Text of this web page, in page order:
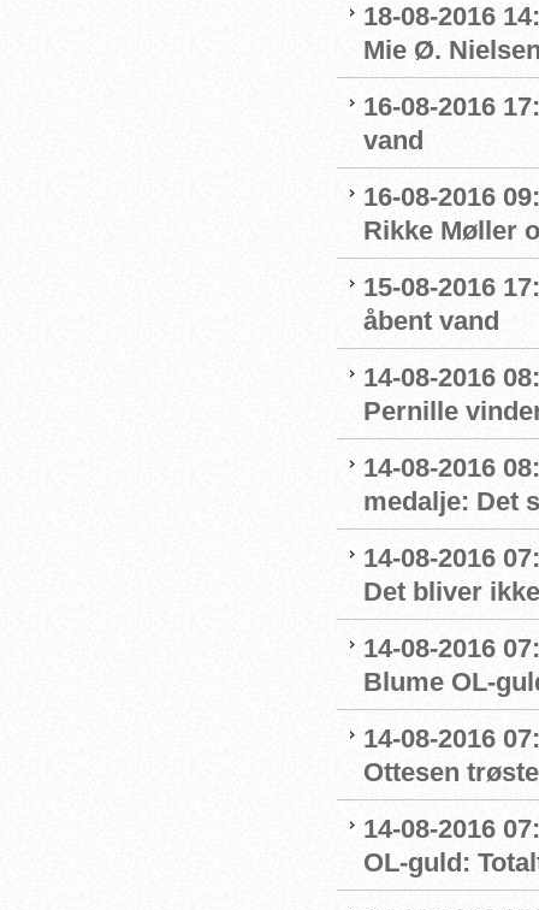
18-08-2016
Mie Ø.
16-08-2016
vand
16-08-2016
Rikke Møller
15-08-2016
åbent vand
14-08-2016
Pernille
14-08-2016
medalje: Det
14-08-2016
Det bliver
14-08-2016
Blume OL-
14-08-2016
Ottesen
14-08-2016
OL-guld: